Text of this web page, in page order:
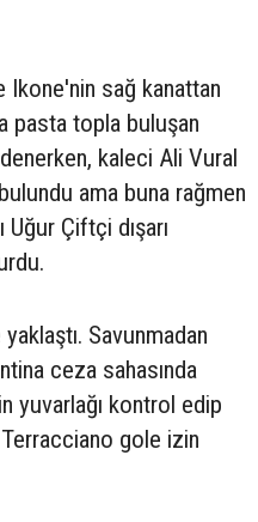
Ikone'nin sağ kanattan
pasta topla buluşan
kaleci Ali Vural
ama buna rağmen
Çiftçi dışarı
Savunmadan
ceza sahasında
yuvarlağı kontrol edip
gole izin